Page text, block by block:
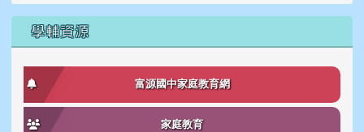
學輔資源
富源國中家庭教育網
家庭教育